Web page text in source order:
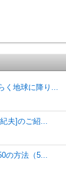
く地球に降り...
夫]のご紹...
の方法（5...